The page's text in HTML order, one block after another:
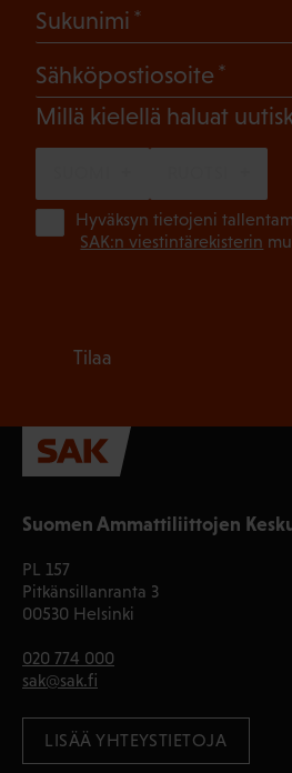
Suomen Ammattiliittojen
PL 157
Pitkänsillanranta 3
00530 Helsinki
020 774 000
sak@sak.fi
LISÄÄ YHTEYSTIETOJA
Sukunimi
Sähköpostiosoite
Millä kielellä haluat
Hyväksyn tietojeni
SAK:n viestintärekisterin
Tilaa